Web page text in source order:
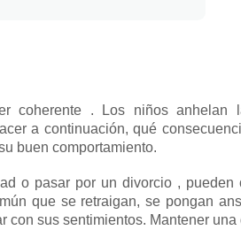
coherente .
Los niños anhelan
a continuación, qué
buen comportamiento.
o pasar por un divorcio , pueden
que se retraigan, se pongan
con sus sentimientos. Mantener